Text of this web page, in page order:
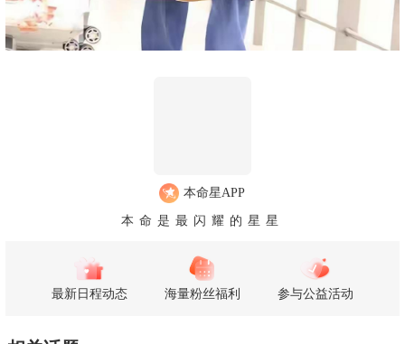
本命星APP
本命是最闪耀的星星
最新日程动态 海量粉丝福利 参与公益活动